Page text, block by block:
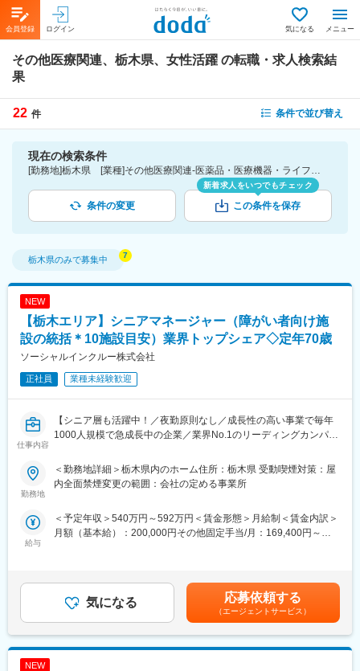
会員登録 ログイン 気になる メニュー
その他医療関連、栃木県、女性活躍 の転職・求人検索結
果
22 件 条件で並び替え
現在の検索条件
[勤務地]栃木県 [業種]その他医療関連-医薬品・医療機器・ライフサイエンス・医療系サービス [詳細条件](会社・職場の環境)女性活躍
条件の変更
新着求人をいつでもチェック
この条件を保存
栃木県のみで募集中
NEW
【栃木エリア】シニアマネージャー（障がい者向け施
設の統括＊10施設目安）業界トップシェア◇定年70歳
ソーシャルインクルー株式会社
正社員 業種未経験歓迎
仕事内容
【シニア層も活躍中！／夜勤原則なし／成長性の高い事業で毎年
1000人規模で急成長中の企業／業界No.1のリーディングカンパニ
【業務内容】
ームの運営・管理をお任せいたします。
担当エリア：宇都宮・下野・鹿沼周辺となります
援)の業務マネジメント全般
■各種行政対応(関係性構築、リスク管理・対応、コンプラ・事故
対応等）
■ホームの支援品質管理、改善・自社職員の労務把握(労務管理自
体は別部署労務課が担当)、改善
勤務地
＜勤務地詳細＞栃木県内のホーム住所：栃木県 受動喫煙対策：屋
内全面禁煙変更の範囲：会社の定める事業所
給与
＜予定年収＞540万円～592万円＜賃金形態＞月給制＜賃金内訳＞
月額（基本給）：200,000円その他固定手当/月：169,400円～
業手当＞有＜給与補足＞◆賞与：無◆昇給：年1回（3月）※個人
の評価に応じて昇降給の場合あり賃金はあくまでも目安の金額で
あり、選考を通じて上下する可能性があります。月給(月額)は固定
手当を含めた表記です。
気になる 応募依頼する
（エージェントサービス）
NEW